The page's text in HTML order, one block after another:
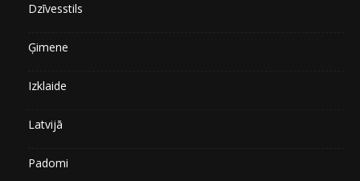
Dzīvesstils
Ģimene
Izklaide
Latvijā
Padomi